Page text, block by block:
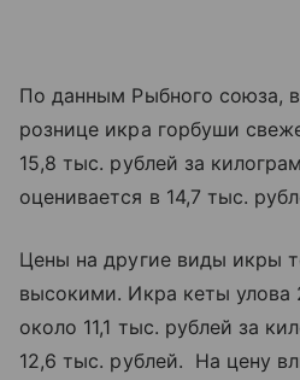
По данным Рыбного союза,
рознице икра горбуши
15,8 тыс. рублей за
оценивается в 14,7 тыс.
Цены на другие виды икры
высокими. Икра кеты улова
около 11,1 тыс. рублей за
12,6 тыс. рублей. На цену